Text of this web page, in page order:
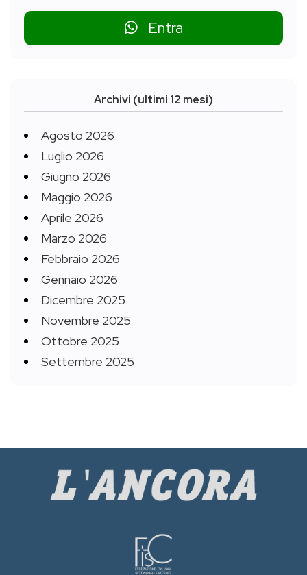
Entra
Archivi (ultimi 12 mesi)
Agosto 2026
Luglio 2026
Giugno 2026
Maggio 2026
Aprile 2026
Marzo 2026
Febbraio 2026
Gennaio 2026
Dicembre 2025
Novembre 2025
Ottobre 2025
Settembre 2025